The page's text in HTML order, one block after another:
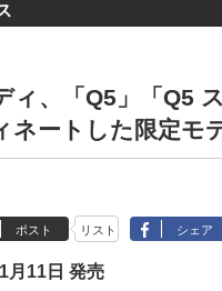
ィ、「Q5」「Q5
ネートした限定モ
ポスト リスト シェア
月11日 発売